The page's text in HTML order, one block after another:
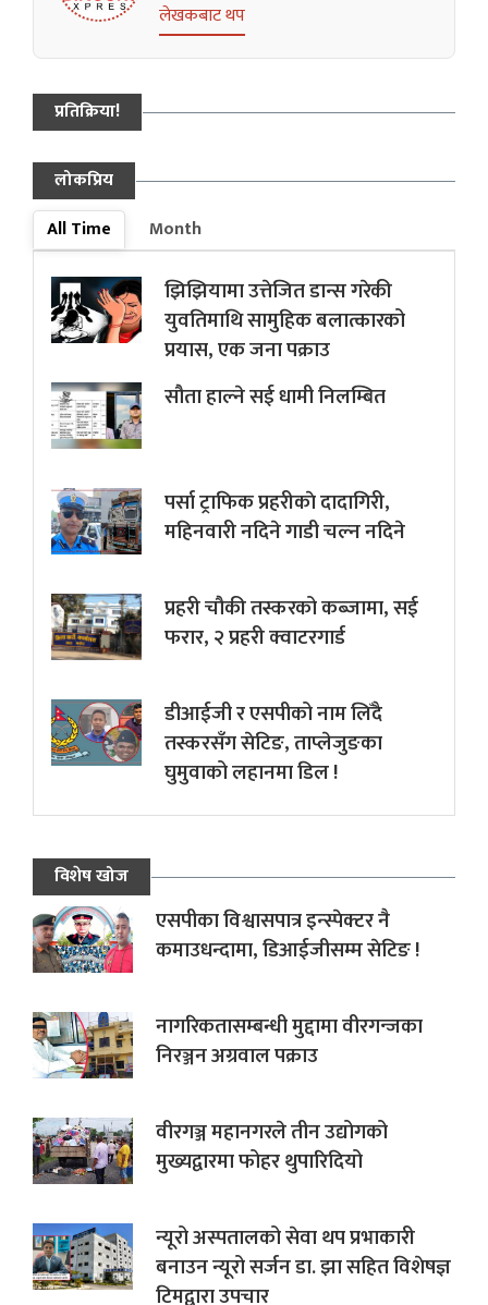
लेखकबाट थप
प्रतिक्रिया!
लोकप्रिय
All Time
Month
झिझियामा उत्तेजित डान्स गरेकी
युवतिमाथि सामुहिक बलात्कारको
प्रयास, एक जना पक्राउ
सौता हाल्ने सई धामी निलम्बित
पर्सा ट्राफिक प्रहरीकाे दादागिरी,
महिनवारी नदिने गाडी चल्न नदिने
प्रहरी चौकी तस्करको कब्जामा, सई
फरार, २ प्रहरी क्वाटरगार्ड
डीआईजी र एसपीको नाम लिँदै
तस्करसँग सेटिङ, ताप्लेजुङका
घुमुवाको लहानमा डिल !
विशेष खोज
एसपीका विश्वासपात्र इन्स्पेक्टर नै
कमाउधन्दामा, डिआईजीसम्म सेटिङ !
नागरिकतासम्बन्धी मुद्दामा वीरगन्जका
निरञ्जन अग्रवाल पक्राउ
वीरगञ्ज महानगरले तीन उद्योगको
मुख्यद्वारमा फोहर थुपारिदियो
न्यूरो अस्पतालको सेवा थप प्रभाकारी
बनाउन न्यूरो सर्जन डा. झा सहित विशेषज्ञ
टिमद्वारा उपचार